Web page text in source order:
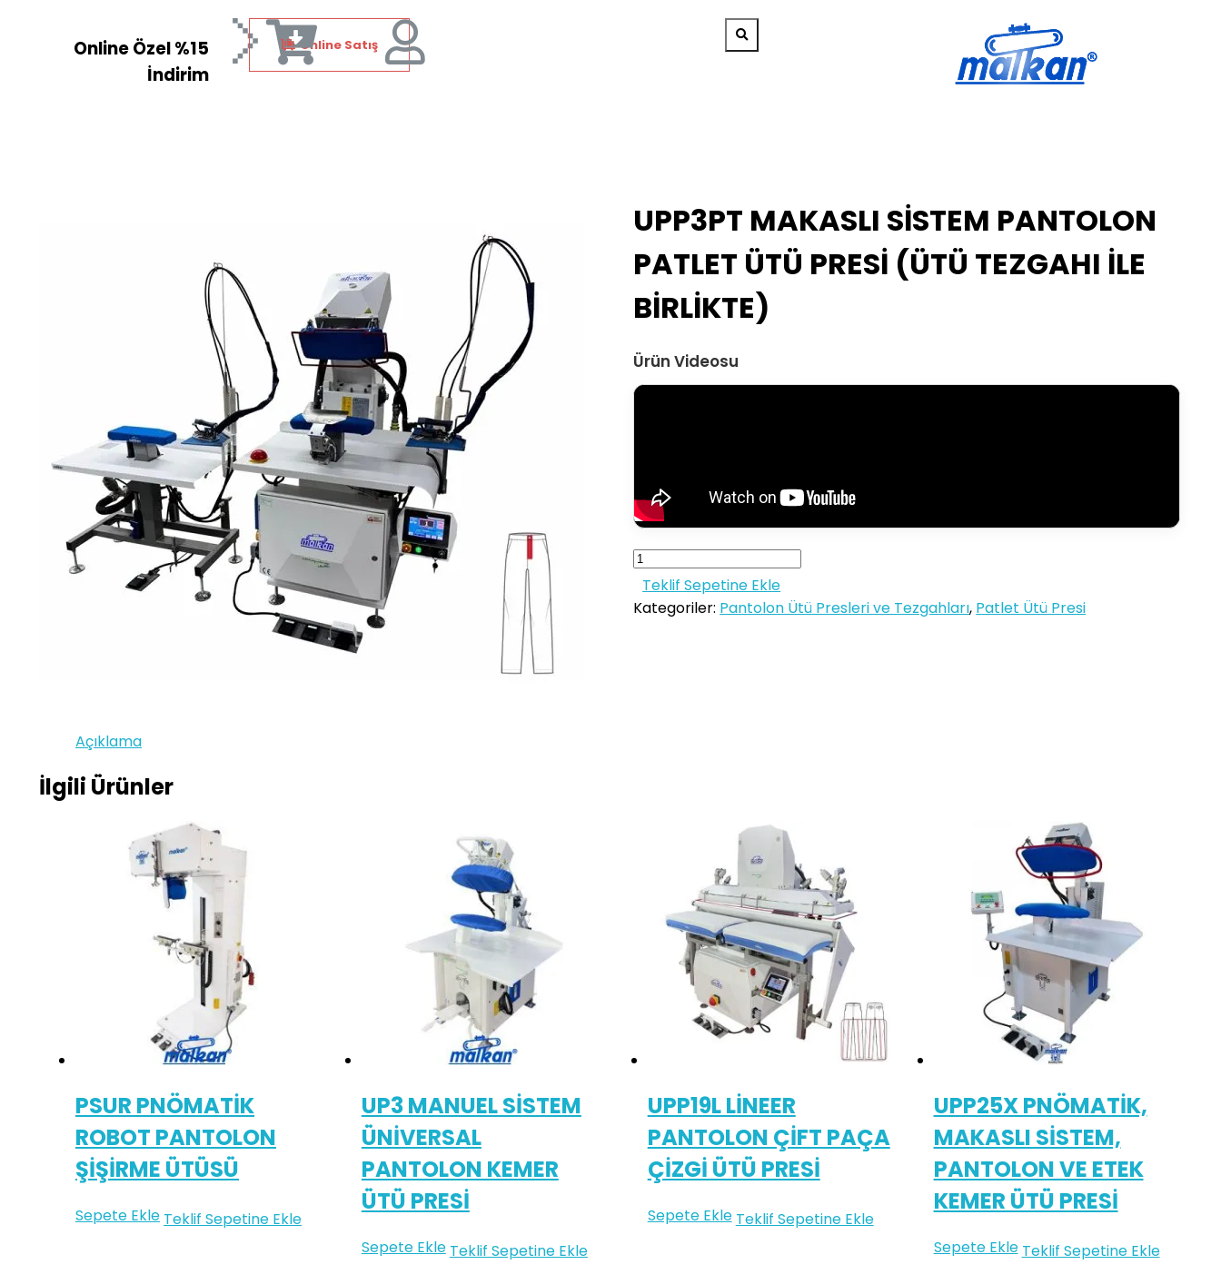
Online Özel %15
İndirim
Online Satış
UPP3PT MAKASLI SİSTEM PANTOLON
PATLET ÜTÜ PRESİ (ÜTÜ TEZGAHI İLE
BİRLİKTE)
Ürün Videosu
Teklif Sepetine Ekle
Kategoriler: Pantolon Ütü Presleri ve Tezgahları, Patlet Ütü Presi
Açıklama
İlgili Ürünler
PSUR PNÖMATİK
ROBOT PANTOLON
ŞİŞİRME ÜTÜSÜ
Sepete Ekle Teklif Sepetine Ekle
UP3 MANUEL SİSTEM
ÜNİVERSAL
PANTOLON KEMER
ÜTÜ PRESİ
Sepete Ekle Teklif Sepetine Ekle
UPP19L LİNEER
PANTOLON ÇİFT PAÇA
ÇİZGİ ÜTÜ PRESİ
Sepete Ekle Teklif Sepetine Ekle
UPP25X PNÖMATİK,
MAKASLI SİSTEM,
PANTOLON VE ETEK
KEMER ÜTÜ PRESİ
Sepete Ekle Teklif Sepetine Ekle